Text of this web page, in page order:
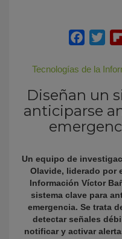
Tecnologías de la
Diseñan un
anticiparse
Un equipo de
Olavide, liderado por
Información Víctor
sistema clave para
emergencia. Se trata
detectar señales
notificar y activar